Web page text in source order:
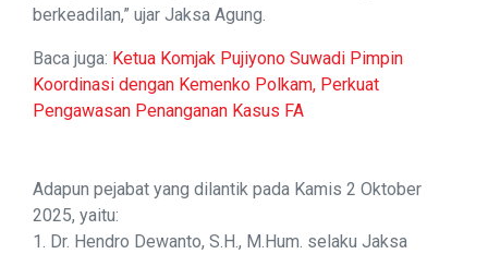
berkeadilan,” ujar Jaksa Agung.
Baca juga: Ketua Komjak Pujiyono Suwadi Pimpin
Koordinasi dengan Kemenko Polkam, Perkuat
Pengawasan Penanganan Kasus FA
Adapun pejabat yang dilantik pada Kamis 2 Oktober
2025, yaitu:
1. Dr. Hendro Dewanto, S.H., M.Hum. selaku Jaksa